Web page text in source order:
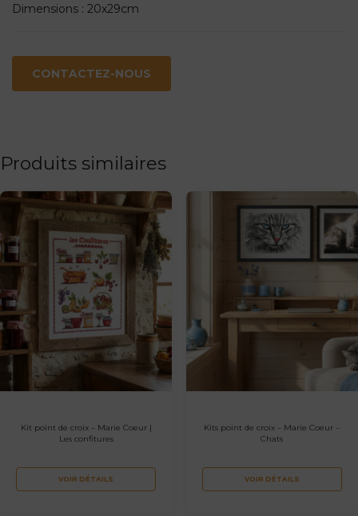
Dimensions : 20x29cm
CONTACTEZ-NOUS
Produits similaires
Kit point de croix – Marie Coeur |
Les confitures
VOIR DÉTAILS
Kits point de croix – Marie Coeur –
Chats
VOIR DÉTAILS